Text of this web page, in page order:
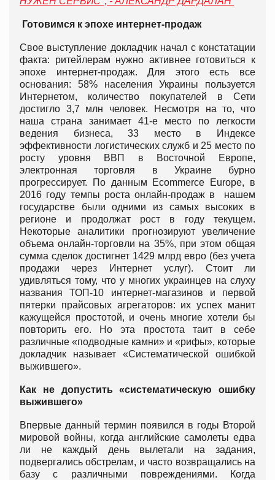
Готовимся к эпохе интернет-продаж
Свое выступление докладчик начал с констатации
факта: ритейлерам нужно активнее готовиться к
эпохе интернет-продаж. Для этого есть все
основания: 58% населения Украины пользуется
Интернетом, количество покупателей в Сети
достигло 3,7 млн человек. Несмотря на то, что
наша страна занимает 41-е место по легкости
ведения бизнеса, 33 место в Индексе
эффективности логистических служб и 25 место по
росту уровня ВВП в Восточной Европе,
электронная торговля в Украине бурно
прогрессирует. По данным Ecommerce Europe, в
2016 году темпы роста онлайн-продаж в нашем
государстве были одними из самых высоких в
регионе и продолжат рост в году текущем.
Некоторые аналитики прогнозируют увеличение
объема онлайн-торговли на 35%, при этом общая
сумма сделок достигнет 1429 млрд евро (без учета
продажи через Интернет услуг). Стоит ли
удивляться тому, что у многих украинцев на слуху
названия ТОП-10 интернет-магазинов и первой
пятерки прайсовых агрегаторов: их успех манит
кажущейся простотой, и очень многие хотели бы
повторить его. Но эта простота таит в себе
различные «подводные камни» и «рифы», которые
докладчик называет «Систематической ошибкой
выжившего».
Как не допустить «систематическую ошибку
выжившего»
Впервые данный термин появился в годы Второй
мировой войны, когда английские самолеты едва
ли не каждый день вылетали на задания,
подвергались обстрелам, и часто возвращались на
базу с различными повреждениями. Когда